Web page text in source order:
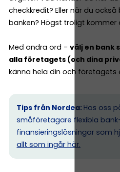
checkkredit? Eller när du
banken? Högst troligt
Med andra ord – välj en bank
alla företagets (och dina
känna hela din och företagets
Tips från Nordea: Hos oss
småföretagare flexibla
finansieringslösningar som
allt som ingår här.